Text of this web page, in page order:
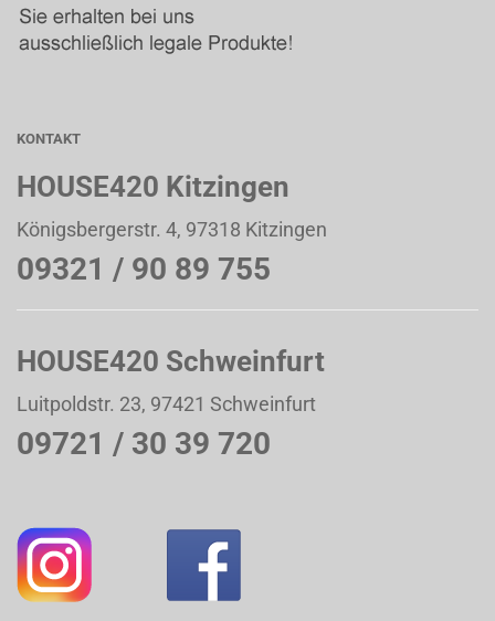
KONTAKT
HOUSE420 Kitzingen
Königsbergerstr. 4, 97318 Kitzingen
09321 / 90 89 755
HOUSE420 Schweinfurt
Luitpoldstr. 23, 97421 Schweinfurt
09721 / 30 39 720